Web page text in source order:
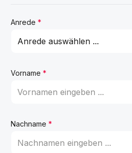
Anrede *
Vorname *
Nachname *